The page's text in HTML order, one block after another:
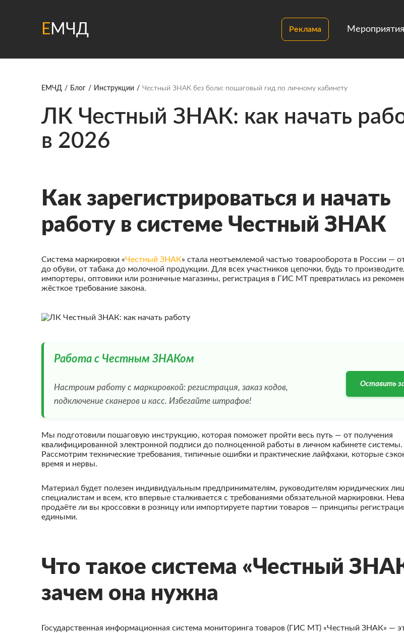
ЕМЧД Реклама Мероприятия
ЕМЧД Блог Инструкции Честный ЗНАК без боли: пошаговый гид по личному кабинету
ЛК Честный ЗНАК: как начать
в 2026
Как зарегистрироваться и начать
работу в системе Честный ЗНАК
Система маркировки «Честный ЗНАК» стала неотъемлемой частью товарооборота в России —
до обуви, от табака до молочной продукции. Для всех участников цепочки, будь то
импортеры, оптовики или розничные магазины, регистрация в ГИС МТ превратилась из
жёсткое требование закона.
Работа с Честным ЗНАКом
Настроим работу с маркировкой: регистрация, заказ кодов,
подключение сканеров и касс. Избегайте штрафов!
Оставить
Мы подготовили пошаговую инструкцию, которая поможет пройти весь путь — от получения
квалифицированной электронной подписи до полноценной работы в личном кабинете системы.
Рассмотрим технические требования, типичные ошибки и практические лайфхаки, которые
время и нервы.
Материал будет полезен индивидуальным предпринимателям, руководителям юридических
специалистам и всем, кто впервые сталкивается с требованиями обязательной маркировки.
продаёте ли вы кроссовки в розницу или импортируете партии товаров — принципы
едиными.
Что такое система «Честный
зачем она нужна
Государственная информационная система мониторинга товаров (ГИС МТ) «Честный ЗНАК» —